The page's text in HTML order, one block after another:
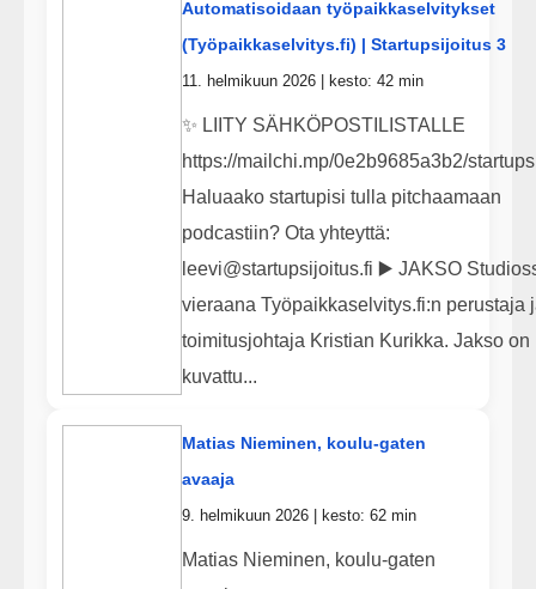
Automatisoidaan työpaikkaselvitykset
(Työpaikkaselvitys.fi) | Startupsijoitus 3
11. helmikuun 2026 | kesto: 42 min
✨ LIITY SÄHKÖPOSTILISTALLE
https://mailchi.mp/0e2b9685a3b2/
Haluaako startupisi tulla pitchaamaan
podcastiin? Ota yhteyttä:
leevi@startupsijoitus.fi ▶️ JAKSO
vieraana Työpaikkaselvitys.fi:n perustaja
toimitusjohtaja Kristian Kurikka. Jakso on
kuvattu...
Matias Nieminen, koulu-gaten
avaaja
9. helmikuun 2026 | kesto: 62 min
Matias Nieminen, koulu-gaten